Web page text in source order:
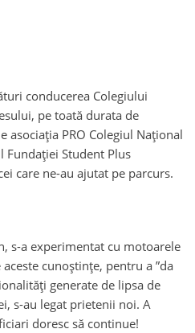
conducerea Colegiului
pe toată durata de
PRO Colegiul Național
Fundației Student Plus
care ne-au ajutat pe parcurs.
s-a experimentat cu motoarele
cunoștințe, pentru a ”da
generate de lipsa de
s-au legat prietenii noi. A
doresc să continue!